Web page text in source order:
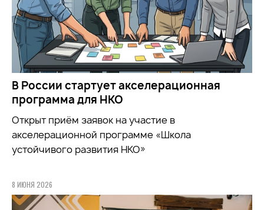
В России стартует акселерационная
программа для НКО
Открыт приём заявок на участие в
акселерационной программе «Школа
устойчивого развития НКО»
8 ИЮНЯ 2026